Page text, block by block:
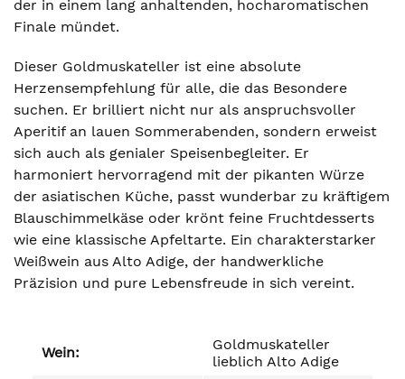
der in einem lang anhaltenden, hocharomatischen
Finale mündet.
Dieser Goldmuskateller ist eine absolute
Herzensempfehlung für alle, die das Besondere
suchen. Er brilliert nicht nur als anspruchsvoller
Aperitif an lauen Sommerabenden, sondern erweist
sich auch als genialer Speisenbegleiter. Er
harmoniert hervorragend mit der pikanten Würze
der asiatischen Küche, passt wunderbar zu kräftigem
Blauschimmelkäse oder krönt feine Fruchtdesserts
wie eine klassische Apfeltarte. Ein charakterstarker
Weißwein aus Alto Adige, der handwerkliche
Präzision und pure Lebensfreude in sich vereint.
Wein:
Goldmuskateller
lieblich Alto Adige